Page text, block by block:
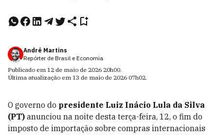
André Martins
Repórter de Brasil e Economia
Publicado em 12 de maio de 2026 20h00.
Última atualização em 13 de maio de 2026 07h02.
O governo do presidente Luiz Inácio Lula da Silva
(PT) anunciou na noite desta terça-feira, 12, o fim do
imposto de importação sobre compras internacionais